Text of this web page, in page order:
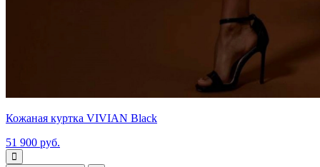
Кожаная куртка VIVIAN Black
51 900 руб.